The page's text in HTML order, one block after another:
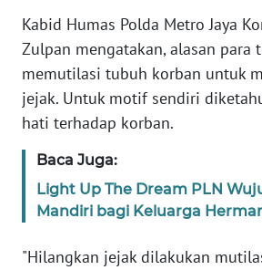
Kabid Humas Polda Metro Jaya
Zulpan mengatakan, alasan para
memutilasi tubuh korban untuk
jejak. Untuk motif sendiri
hati terhadap korban.
Baca Juga:
Light Up The Dream PLN
Mandiri bagi Keluarga
"Hilangkan jejak dilakukan
INDEKS
BERITA
KONTAK
KAMI
INFO